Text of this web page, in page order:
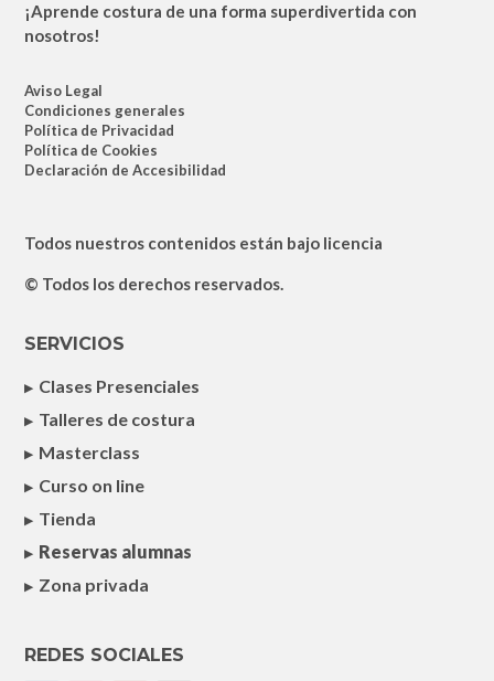
¡Aprende costura de una forma superdivertida con
nosotros!
Aviso Legal
Condiciones generales
Política de Privacidad
Política de Cookies
Declaración de Accesibilidad
Todos nuestros contenidos están bajo licencia
© Todos los derechos reservados.
SERVICIOS
Clases Presenciales
Talleres de costura
Masterclass
Curso on line
Tienda
Reservas alumnas
Zona privada
REDES SOCIALES